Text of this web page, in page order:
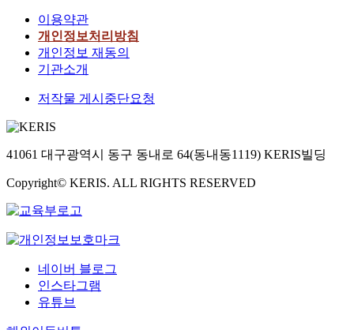
이용약관
개인정보처리방침
개인정보 재동의
기관소개
저작물 게시중단요청
41061 대구광역시 동구 동내로 64(동내동1119) KERIS빌딩
Copyright© KERIS. ALL RIGHTS RESERVED
네이버 블로그
인스타그램
유튜브